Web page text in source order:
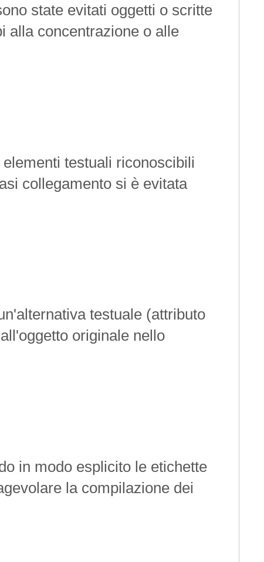
state evitati oggetti o scritte
alla concentrazione o alle
testuali riconoscibili
collegamento si è evitata
testuale (attributo
originale nello
in modo esplicito le etichette
la compilazione dei